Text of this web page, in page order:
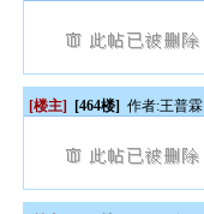
[楼主] [464楼] 作者:王普霖